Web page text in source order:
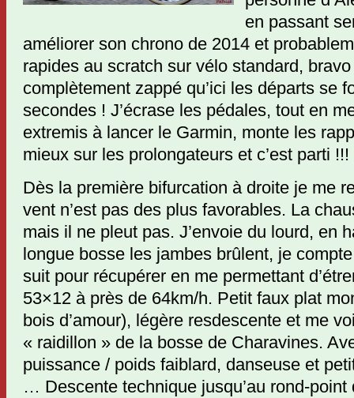
en passant
améliorer son chrono de 2014 et
rapides au scratch sur vélo standard,
complètement zappé qu’ici les départs se
secondes ! J’écrase les pédales, tout en
extremis à lancer le Garmin, monte les
mieux sur les prolongateurs et c’est parti !!!
Dès la première bifurcation à droite je me
vent n’est pas des plus favorables. La
mais il ne pleut pas. J’envoie du lourd, en
longue bosse les jambes brûlent, je
suit pour récupérer en me permettant
53×12 à près de 64km/h. Petit faux plat
bois d’amour), légère resdescente et me
« raidillon » de la bosse de Charavines.
puissance / poids faiblard, danseuse et
… Descente technique jusqu’au rond-